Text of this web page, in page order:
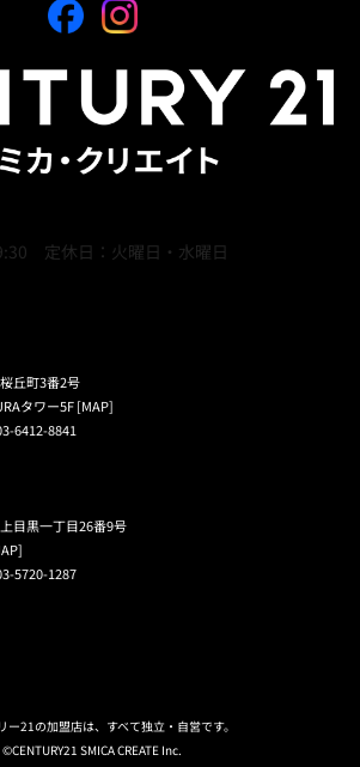
定休日：火曜日・水曜日
丘町3番2号
タワー5F[MAP]
6412-8841
目黒一丁目26番9号
5720-1287
ー21の加盟店は、すべて独立・自営です。
©CENTURY21 SMICA CREATE Inc.